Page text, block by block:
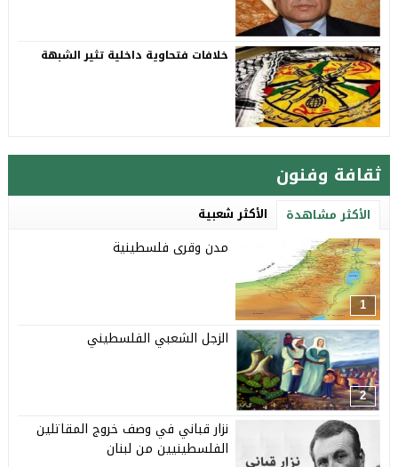
خلافات فتحاوية داخلية تثير الشبهة
ثقافة وفنون
الأكثر مشاهدة الأكثر شعبية
1
مدن وقرى فلسطينية
2
الزجل الشعبي الفلسطيني
نزار قباني في وصف خروج المقاتلين
الفلسطينيين من لبنان